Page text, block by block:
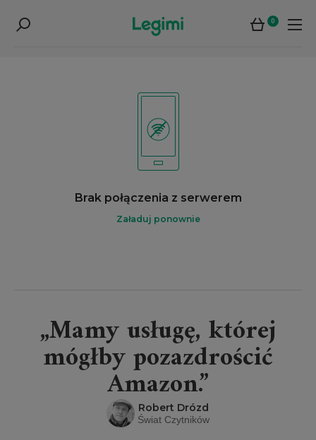
0
Brak połączenia z serwerem
Załaduj ponownie
„Mamy usługę, której
mógłby pozazdrościć
Amazon.”
Robert Drózd
Świat Czytników